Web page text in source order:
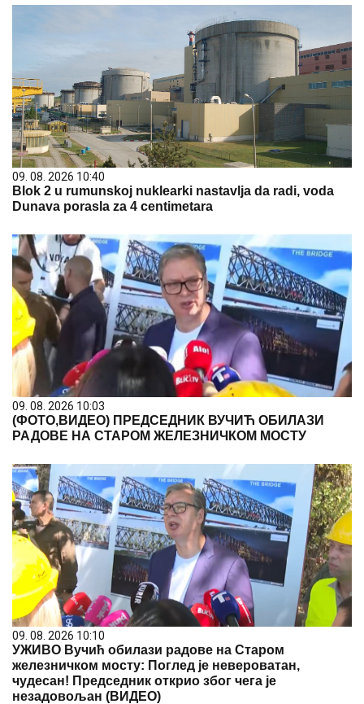
09. 08. 2026 10:40
Blok 2 u rumunskoj nuklearki nastavlja da radi, voda
Dunava porasla za 4 centimetara
09. 08. 2026 10:03
(ФОТО,ВИДЕО) ПРЕДСЕДНИК ВУЧИЋ ОБИЛАЗИ
РАДОВЕ НА СТАРОМ ЖЕЛЕЗНИЧКОМ МОСТУ
09. 08. 2026 10:10
УЖИВО Вучић обилази радове на Старом
железничком мосту: Поглед је невероватан,
чудесан! Председник открио због чега је
незадовољан (ВИДЕО)